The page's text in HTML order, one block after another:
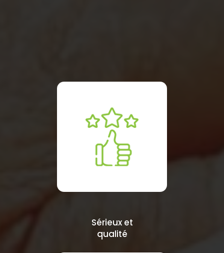
Sérieux et
qualité